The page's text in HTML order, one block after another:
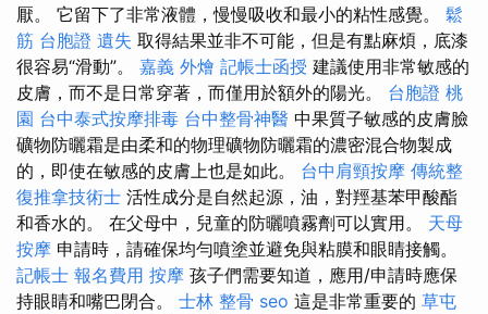
厭。 它留下了非常液體，慢慢吸收和最小的粘性感覺。 鬆
筋 台胞證 遺失 取得結果並非不可能，但是有點麻煩，底漆
很容易“滑動”。 嘉義 外燴 記帳士函授 建議使用非常敏感的
皮膚，而不是日常穿著，而僅用於額外的陽光。 台胞證 桃
園 台中泰式按摩排毒 台中整骨神醫 中果質子敏感的皮膚臉
礦物防曬霜是由柔和的物理礦物防曬霜的濃密混合物製成
的，即使在敏感的皮膚上也是如此。 台中肩頸按摩 傳統整
復推拿技術士 活性成分是自然起源，油，對羥基苯甲酸酯
和香水的。 在父母中，兒童的防曬噴霧劑可以實用。 天母
按摩 申請時，請確保均勻噴塗並避免與粘膜和眼睛接觸。
記帳士 報名費用 按摩 孩子們需要知道，應用/申請時應保
持眼睛和嘴巴閉合。 士林 整骨 seo 這是非常重要的 草屯